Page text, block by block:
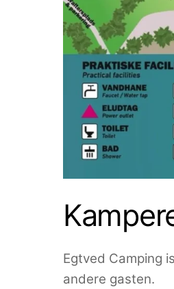
Egtved Camping
andere gasten.